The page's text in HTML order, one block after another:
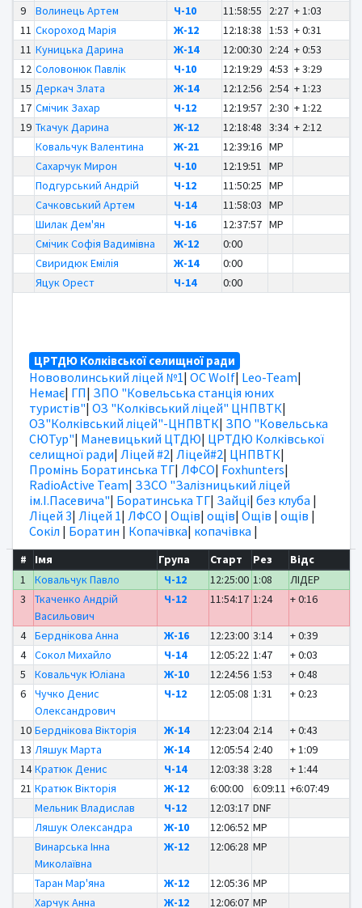
9
Волинець Артем Ч-10 11:58:55 2:27 + 1:03
11 Скороход Марія Ж-12 12:18:38 1:53 + 0:31
11 Куницька Дарина Ж-14 12:00:30 2:24 + 0:53
12 Соловонюк Павлік Ч-10 12:19:29 4:53 + 3:29
15 Деркач Злата Ж-14 12:12:56 2:54 + 1:23
17 Смічик Захар Ч-12 12:19:57 2:30 + 1:22
19 Ткачук Дарина Ж-12 12:18:48 3:34 + 2:12
Ковальчук Валентина
Ж-21 12:39:16 MP
Сахарчук Мирон
Ч-10 12:19:51 MP
Подгурський Андрій
Ч-12 11:50:25 MP
Сачковський Артем
Ч-14 11:58:03 MP
Шилак Дем'ян
Ч-16 12:37:57 MP
Смічик Софія Вадимівна
Ж-12
0:00
Свиридюк Емілія
Ж-14
0:00
Яцук Орест
Ч-14 0:00
ЦРТДЮ Колківської селищної ради
Нововолинський ліцей №1| OC Wolf| Leo-Team|
Немає| ГП| ЗПО "Ковельська станція юних
туристів"| ОЗ "Колківський ліцей" ЦНПВТК|
ОЗ"Колківський ліцей"-ЦНПВТК| ЗПО "Ковельська
СЮТур"| Маневицький ЦТДЮ| ЦРТДЮ Колківської
селищної ради| Ліцей #2| Ліцей#2| ЦНПВТК|
Промінь Боратинська ТГ| ЛФСО| Foxhunters|
RadioActive Team| ЗЗСО "Залізницький ліцей
ім.І.Пасевича"| Боратинська ТГ| Зайці| без клуба |
Ліцей 3| Ліцей 1| ЛФСО | Ощів| ощів| Ощів | ощів |
Сокіл | Боратин | Копачівка| копачівка |
# Імя Група Старт Рез
Відс
1
Ковальчук Павло Ч-12 12:25:00 1:08
ЛІДЕР
3
Ткаченко Андрій
Васильович
Ч-12 11:54:17 1:24 + 0:16
4 Берднікова Анна Ж-16 12:23:00 3:14
+ 0:39
4
Сокол Михайло Ч-14 12:05:22 1:47
+ 0:03
5
Ковальчук Юліана Ж-10 12:24:56 1:53
+ 0:48
6
Чучко Денис
Олександрович
Ч-12 12:05:08 1:31 + 0:23
10 Берднікова Вікторія Ж-14 12:23:04 2:14
+ 0:43
13 Ляшук Марта Ж-14 12:05:54 2:40
+ 1:09
14 Кратюк Денис Ч-14 12:03:38 3:28
+ 1:44
21 Кратюк Вікторія Ж-12 6:00:00 6:09:11 +6:07:49
Мельник Владислав
Ч-12 12:03:17 DNF
Ляшук Олександра
Ж-10 12:06:52 MP
Винарська Інна
Миколаївна
Ж-12 12:06:28 MP
Таран Мар'яна Ж-12 12:05:36 MP
Харчук Анна
Ж-12 12:06:07 MP